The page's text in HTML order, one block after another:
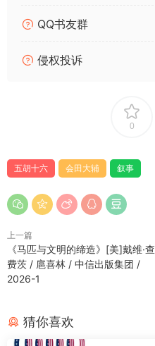
QQ书友群
侵权投诉
0
五胡十六 会田大辅 叙事
上一篇
《马匹与文明的缔造》[美]戴维·查
费茨 / 扈喜林 / 中信出版集团 /
2026-1
猜你喜欢